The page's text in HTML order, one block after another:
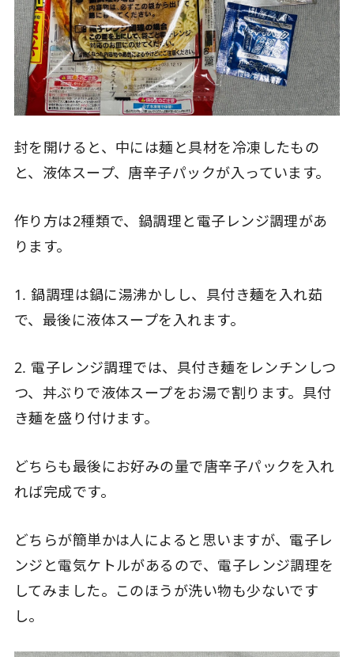
封を開けると、中には麺と具材を冷凍したもの
と、液体スープ、唐辛子パックが入っています。
作り方は2種類で、鍋調理と電子レンジ調理があ
ります。
1. 鍋調理は鍋に湯沸かしし、具付き麺を入れ茹
で、最後に液体スープを入れます。
2. 電子レンジ調理では、具付き麺をレンチンしつ
つ、丼ぶりで液体スープをお湯で割ります。具付
き麺を盛り付けます。
どちらも最後にお好みの量で唐辛子パックを入れ
れば完成です。
どちらが簡単かは人によると思いますが、電子レ
ンジと電気ケトルがあるので、電子レンジ調理を
してみました。このほうが洗い物も少ないです
し。